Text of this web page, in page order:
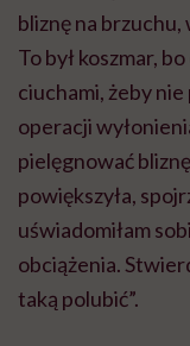
bliznę na brzuchu,
To był koszmar,
ciuchami, żeby
operacji
pielęgnować
powiększyła,
uświadomiłam
obciążenia.
taką polubić”.